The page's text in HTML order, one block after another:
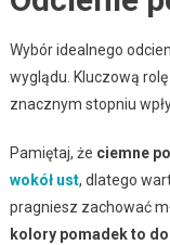
Wybór idealnego
wyglądu. Kluczową
znacznym stopniu
Pamiętaj, że ciemne
wokół ust, dlatego
pragniesz zachować
kolory pomadek to